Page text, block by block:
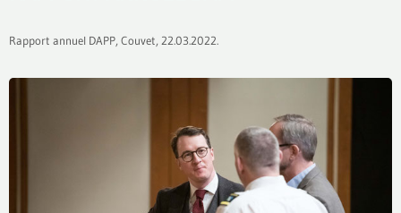
Rapport annuel DAPP, Couvet, 22.03.2022.